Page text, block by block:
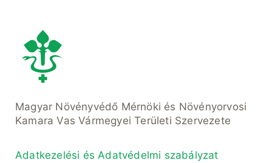
Magyar Növényvédő Mérnöki és Növényorvosi
Kamara Vas Vármegyei Területi Szervezete
Adatkezelési és Adatvédelmi szabályzat